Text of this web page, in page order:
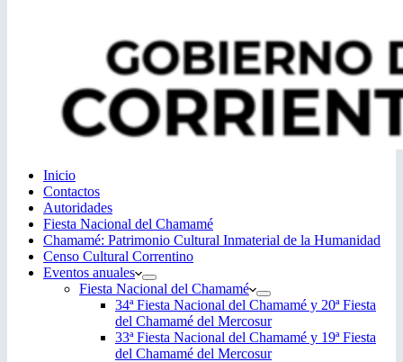
Inicio
Contactos
Autoridades
Fiesta Nacional del Chamamé
Chamamé: Patrimonio Cultural Inmaterial de la Humanidad
Censo Cultural Correntino
Eventos anuales
Fiesta Nacional del Chamamé
34ª Fiesta Nacional del Chamamé y 20ª Fiesta
del Chamamé del Mercosur
33ª Fiesta Nacional del Chamamé y 19ª Fiesta
del Chamamé del Mercosur